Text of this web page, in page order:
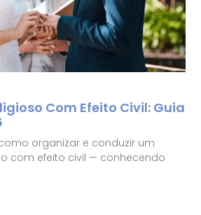
Com Efeito Civil: Guia
organizar e conduzir um
com efeito civil — conhecendo